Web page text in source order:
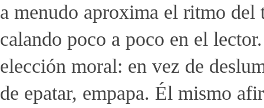
a menudo aproxima el ritmo del
calando poco a poco en el
elección moral: en vez de
de epatar, empapa. Él mismo